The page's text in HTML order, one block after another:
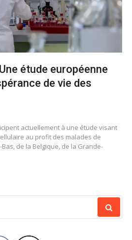
étude européenne
de vie des
actuellement à une étude visant
au profit des malades de
Bas, de la Belgique, de la Grande-